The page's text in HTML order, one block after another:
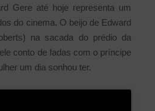
Gere até hoje representa um
do cinema. O beijo de Edward
na sacada do prédio da
conto de fadas com o príncipe
um dia sonhou ter.